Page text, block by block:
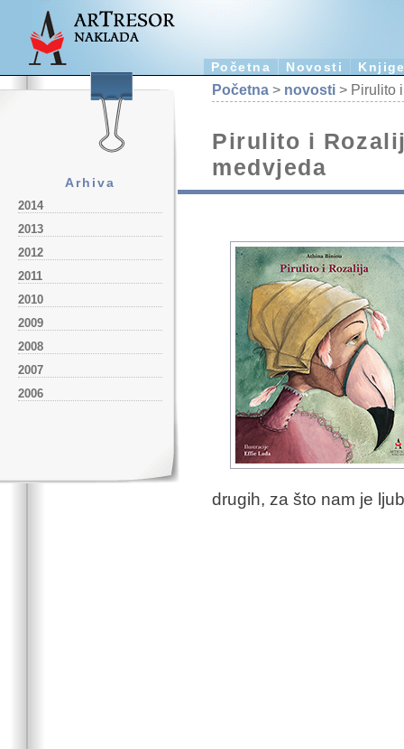
Početna Novosti
Arhiva
2014
2013
2012
2011
2010
2009
2008
2007
2006
Početna > novosti > Pirulito
Pirulito i
medvjeda
drugih, za što nam je